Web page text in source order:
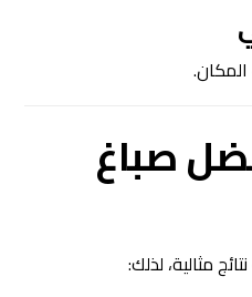
صباغ
مثالية، لذلك: